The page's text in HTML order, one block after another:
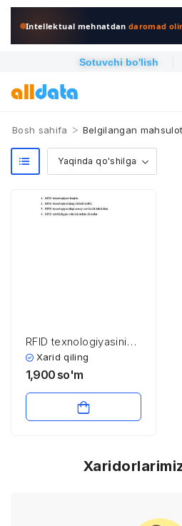
Intellektual mehnatdandaromad
Sotuvchi bo'lish
Bosh sahifa > Belgilangan
RFID texnologiyasining
xavfsizlik aspektlari
Xarid qiling
1,900 so'm